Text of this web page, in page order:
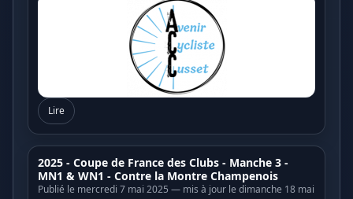
Lire
2025 - Coupe de France des Clubs - Manche 3 -
MN1 & WN1 - Contre la Montre Champenois
Publié le mercredi 7 mai 2025 — mis à jour le dimanche 18 mai